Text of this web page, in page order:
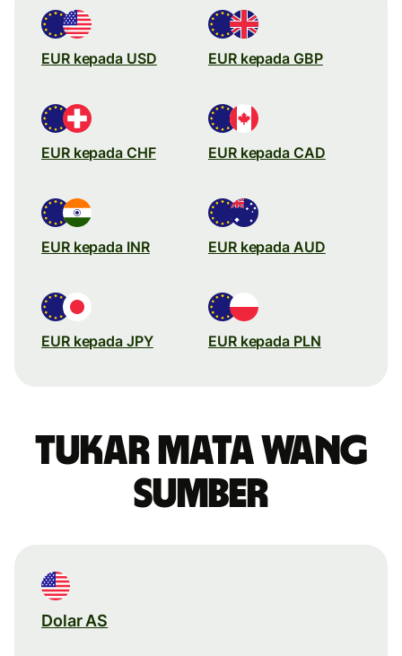
EUR kepada USD EUR kepada GBP
EUR kepada CHF EUR kepada CAD
EUR kepada INR EUR kepada AUD
EUR kepada JPY EUR kepada PLN
Tukar mata wang
sumber
Dolar AS